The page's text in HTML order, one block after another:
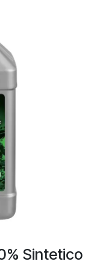
Sintetico